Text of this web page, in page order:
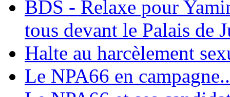
BDS - Relaxe pour
tous devant le Palais de
Halte au harcèlement
Le NPA66 en